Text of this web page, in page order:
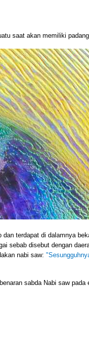
saat akan memiliki
dan terdapat di dalamnya
sebab disebut dengan
nabi saw:
sabda Nabi saw pada